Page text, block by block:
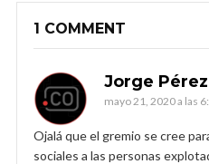
1 COMMENT
Jorge Pérez
mayo 21, 2020 a las
Ojalá que el gremio se cree
sociales a las personas